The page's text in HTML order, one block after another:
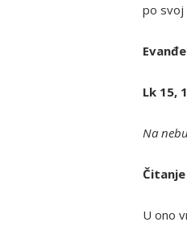
po svoj
Lk 15,
Na
U ono